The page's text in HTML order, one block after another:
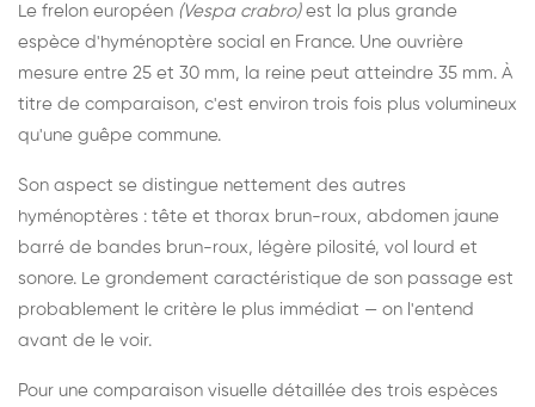
Le frelon européen (Vespa crabro)est la plus grande
espèce d'hyménoptère social en France. Une ouvrière
mesure entre 25 et 30 mm, la reine peut atteindre 35 mm. À
titre de comparaison, c'est environ trois fois plus volumineux
qu'une guêpe commune.
Son aspect se distingue nettement des autres
hyménoptères : tête et thorax brun-roux, abdomen jaune
barré de bandes brun-roux, légère pilosité, vol lourd et
sonore. Le grondement caractéristique de son passage est
probablement le critère le plus immédiat — on l'entend
avant de le voir.
Pour une comparaison visuelle détaillée des trois espèces